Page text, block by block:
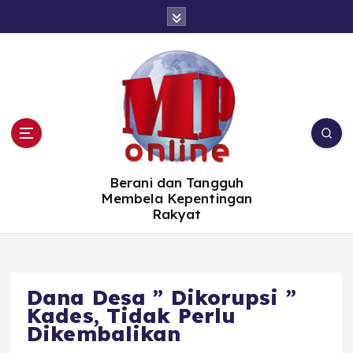
Berani dan Tangguh
Membela Kepentingan
Rakyat
Dana Desa ” Dikorupsi ”
Kades, Tidak Perlu
Dikembalikan